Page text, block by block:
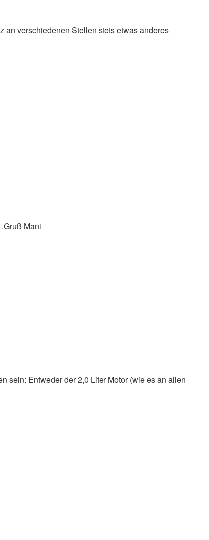
an verschiedenen Stellen stets etwas anderes
Mani
sein: Entweder der 2,0 Liter Motor (wie es an allen